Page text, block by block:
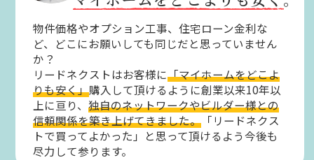
物件価格やオプション工事、住宅ローン金利な
ど、どこにお願いしても同じだと思っていません
か？
リードネクストはお客様に「マイホームをどこよ
りも安く」購入して頂けるように創業以来10年以
上に亘り、独自のネットワークやビルダー様との
信頼関係を築き上げてきました。 「リードネクス
トで買ってよかった」と思って頂けるよう今後も
尽力して参ります。